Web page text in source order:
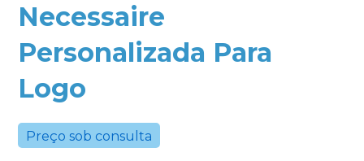
Necessaire
Personalizada Para
Logo
Preço sob consulta
+55